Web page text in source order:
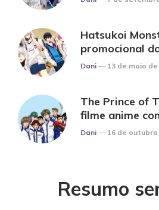
Hatsukoi
promocional
Posted
Dani 13 de maio de
The Prince of
filme anime
Posted
Dani 16 de outubro
Resumo